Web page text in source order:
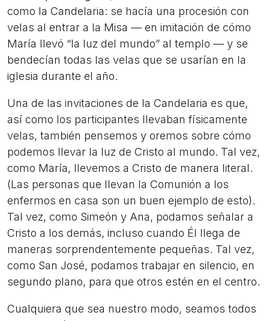
como la Candelaria: se hacía una procesión con
velas al entrar a la Misa — en imitación de cómo
María llevó “la luz del mundo” al templo — y se
bendecían todas las velas que se usarían en la
iglesia durante el año.
Una de las invitaciones de la Candelaria es que,
así como los participantes llevaban físicamente
velas, también pensemos y oremos sobre cómo
podemos llevar la luz de Cristo al mundo. Tal vez,
como María, llevemos a Cristo de manera literal.
(Las personas que llevan la Comunión a los
enfermos en casa son un buen ejemplo de esto).
Tal vez, como Simeón y Ana, podamos señalar a
Cristo a los demás, incluso cuando Él llega de
maneras sorprendentemente pequeñas. Tal vez,
como San José, podamos trabajar en silencio, en
segundo plano, para que otros estén en el centro.
Cualquiera que sea nuestro modo, seamos todos